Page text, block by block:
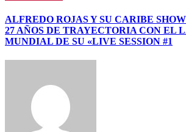
ALFREDO ROJAS Y SU CARIBE
27 AÑOS DE TRAYECTORIA CON EL
MUNDIAL DE SU «LIVE SESSION #1